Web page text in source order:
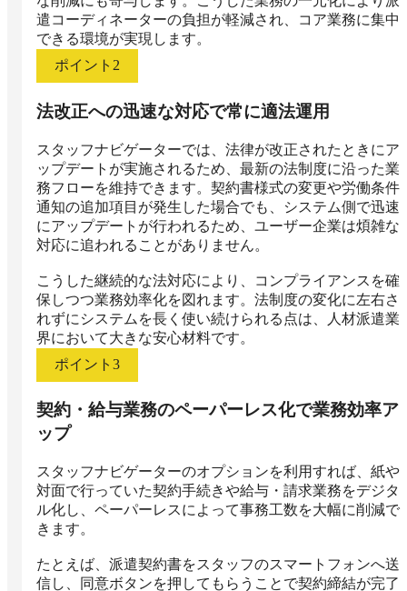
遣コーディネーターの負担が軽減され、コア業務に集中
できる環境が実現します。
ポイント 2
法改正への迅速な対応で常に適法運用
スタッフナビゲーターでは、法律が改正されたときにア
ップデートが実施されるため、最新の法制度に沿った業
務フローを維持できます。契約書様式の変更や労働条件
通知の追加項目が発生した場合でも、システム側で迅速
にアップデートが行われるため、ユーザー企業は煩雑な
対応に追われることがありません。
こうした継続的な法対応により、コンプライアンスを確
保しつつ業務効率化を図れます。法制度の変化に左右さ
れずにシステムを長く使い続けられる点は、人材派遣業
界において大きな安心材料です。
ポイント 3
契約・給与業務のペーパーレス化で業務効率ア
ップ
スタッフナビゲーターのオプションを利用すれば、紙や
対面で行っていた契約手続きや給与・請求業務をデジタ
ル化し、ペーパーレスによって事務工数を大幅に削減で
きます。
たとえば、派遣契約書をスタッフのスマートフォンへ送
信し、同意ボタンを押してもらうことで契約締結が完了